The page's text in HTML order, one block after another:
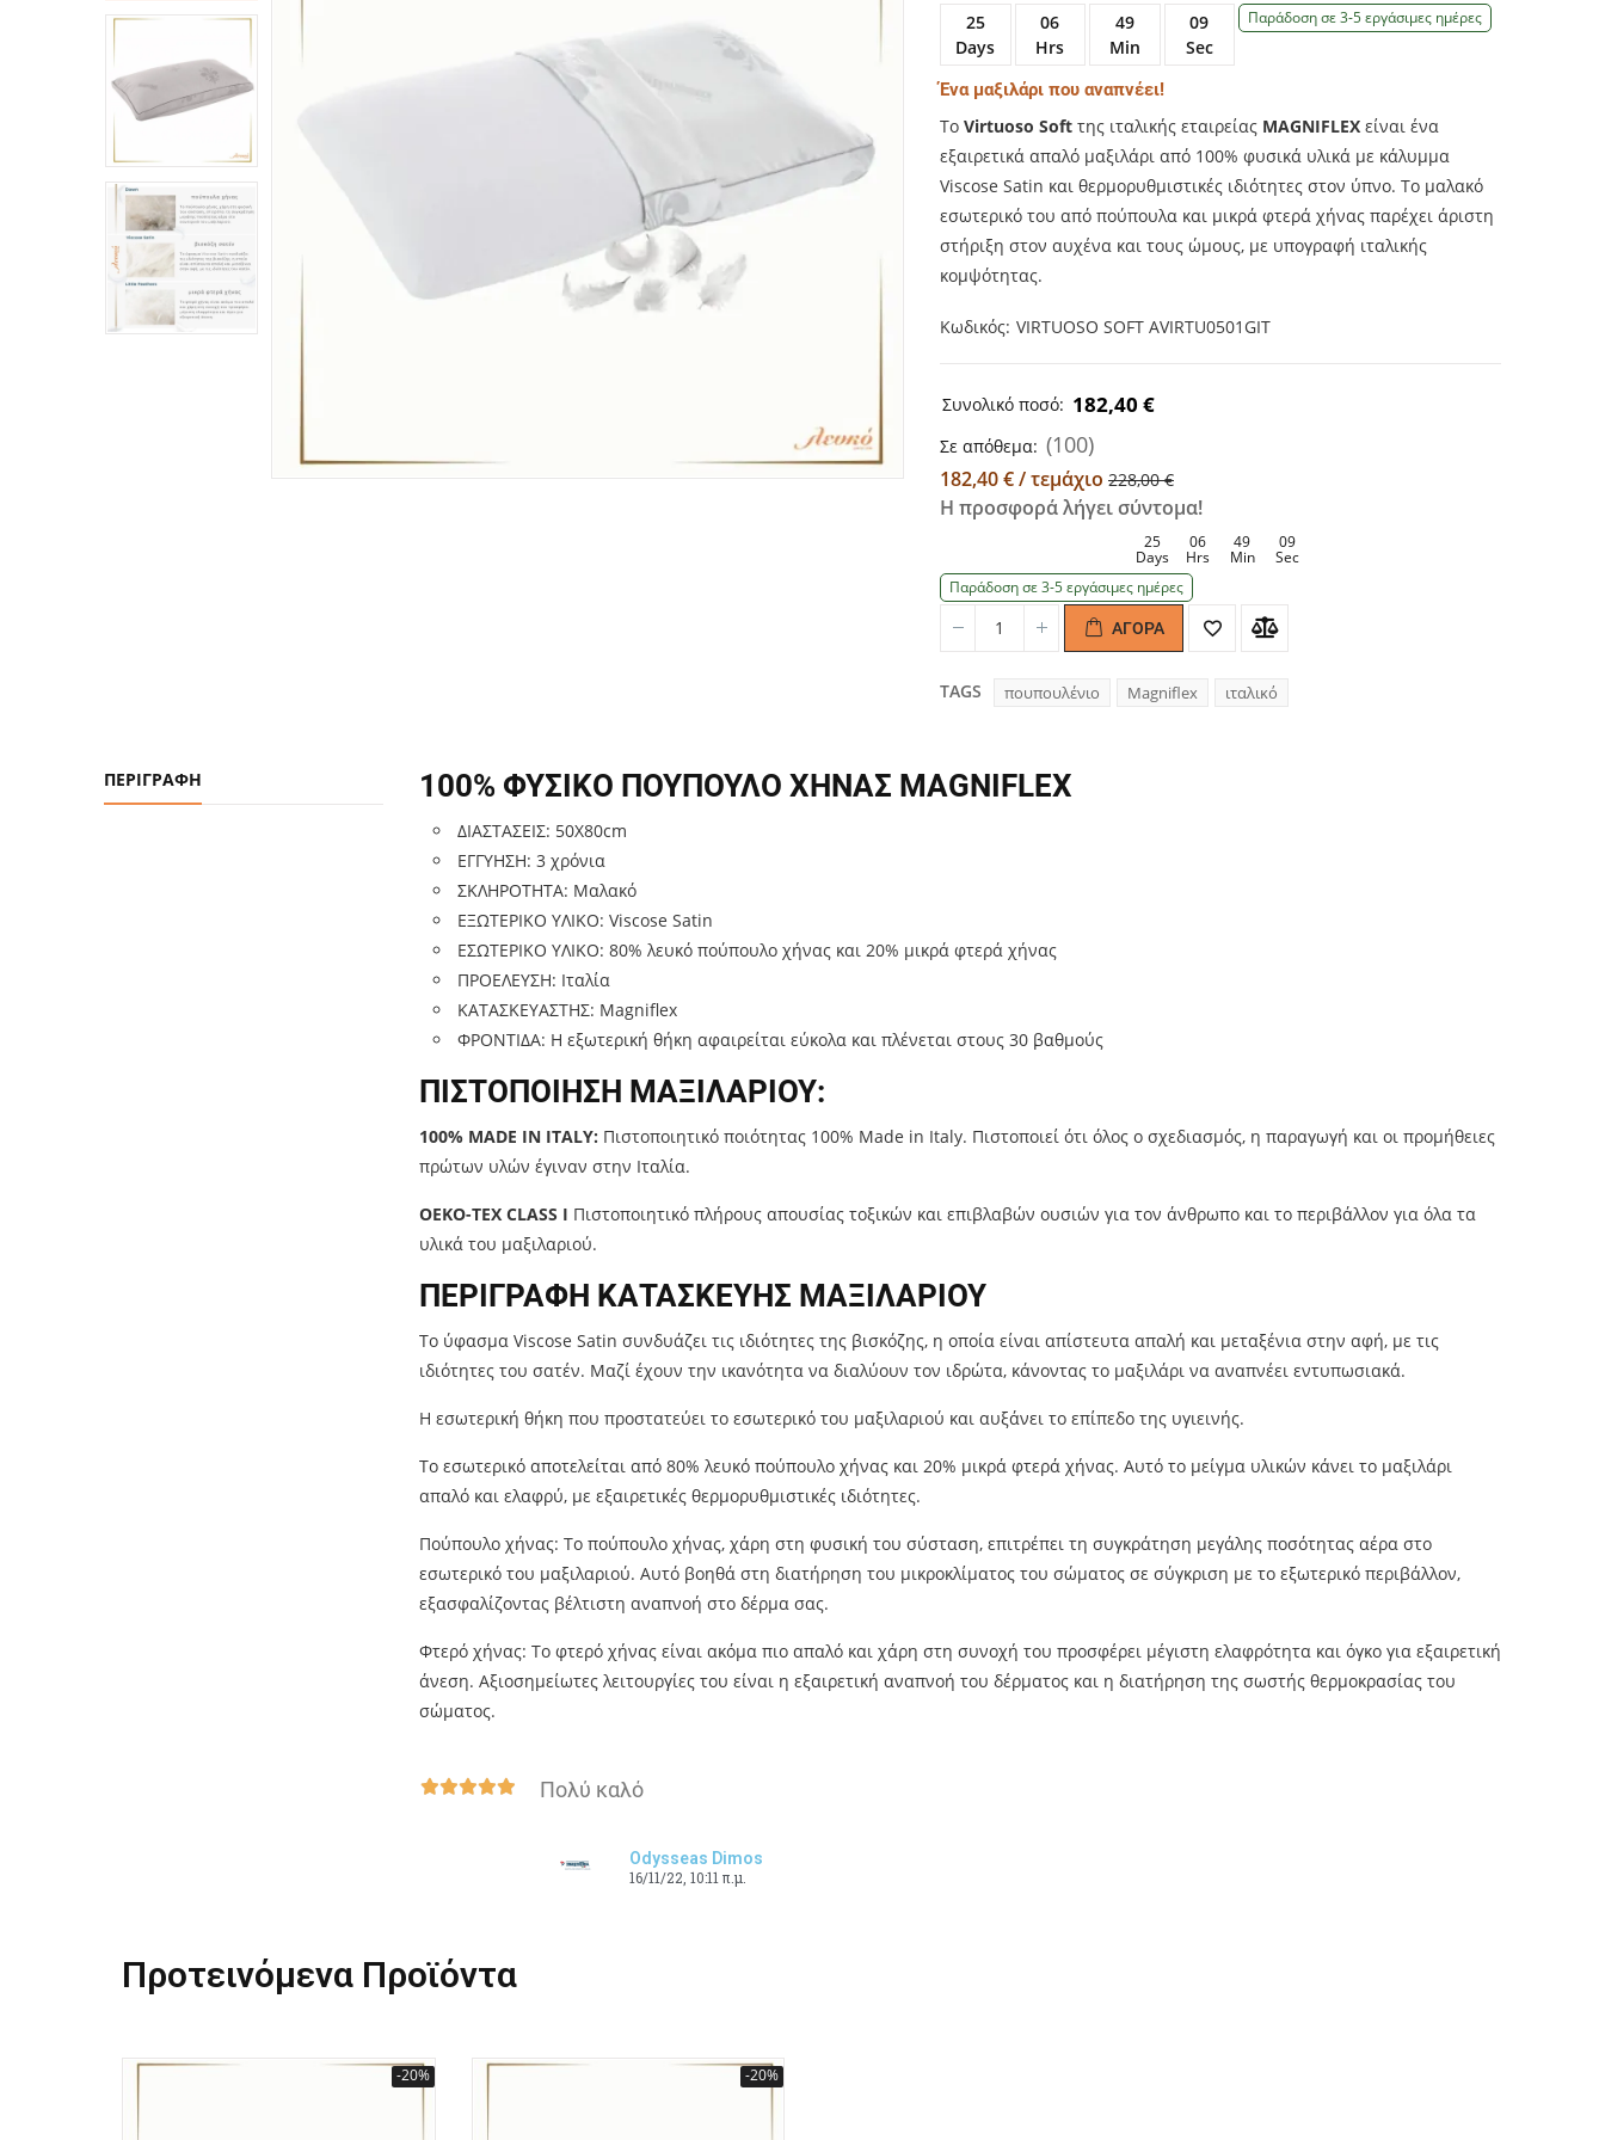
25
Days
06
Hrs
49
Min
08
Sec
Παράδοση σε 3-5 εργάσιμες ημέρες
Ένα μαξιλάρι που αναπνέει!
Το Virtuoso Soft της ιταλικής εταιρείας MAGNIFLEX είναι ένα
εξαιρετικά απαλό μαξιλάρι από 100% φυσικά υλικά με κάλυμμα
Viscose Satin και θερμορυθμιστικές ιδιότητες στον ύπνο. Το μαλακό
εσωτερικό του από πούπουλα και μικρά φτερά χήνας παρέχει άριστη
στήριξη στον αυχένα και τους ώμους, με υπογραφή ιταλικής
κομψότητας.
Κωδικός VIRTUOSO SOFT AVIRTU0501GIT
Συνολικό ποσό: 182,40 €
Σε απόθεμα: (100)
182,40 € / τεμάχιο 228,00 €
Η προσφορά λήγει σύντομα!
25
Days
06
Hrs
49
Min
08
Sec
Παράδοση σε 3-5 εργάσιμες ημέρες
Quantity
Quantity ΑΓΟΡΆ
TAGS πουπουλένιο Magniflex ιταλικό
ΠΕΡΙΓΡΑΦΉ 100% ΦΥΣΙΚΟ ΠΟΥΠΟΥΛΟ ΧΗΝΑΣ MAGNIFLEX
ΔΙΑΣΤΑΣΕΙΣ: 50Χ80cm
ΕΓΓΥΗΣΗ: 3 χρόνια
ΣΚΛΗΡΟΤΗΤΑ: Μαλακό
ΕΞΩΤΕΡΙΚΟ ΥΛΙΚΟ: Viscose Satin
ΕΣΩΤΕΡΙΚΟ ΥΛΙΚΟ: 80% λευκό πούπουλο χήνας και 20% μικρά φτερά χήνας
ΠΡΟΕΛΕΥΣΗ: Ιταλία
ΚΑΤΑΣΚΕΥΑΣΤΗΣ: Magniflex
ΦΡΟΝΤΙΔΑ: Η εξωτερική θήκη αφαιρείται εύκολα και πλένεται στους 30 βαθμούς
ΠΙΣΤΟΠΟΙΗΣΗ ΜΑΞΙΛΑΡΙΟΥ:
100% MADE IN ITALY: Πιστοποιητικό ποιότητας 100% Made in Italy. Πιστοποιεί ότι όλος ο σχεδιασμός, η παραγωγή και οι προμήθειες
πρώτων υλών έγιναν στην Ιταλία.
OEKO-TEX CLASS I Πιστοποιητικό πλήρους απουσίας τοξικών και επιβλαβών ουσιών για τον άνθρωπο και το περιβάλλον για όλα τα
υλικά του μαξιλαριού.
ΠΕΡΙΓΡΑΦΗ ΚΑΤΑΣΚΕΥΗΣ ΜΑΞΙΛΑΡΙΟΥ
Το ύφασμα Viscose Satin συνδυάζει τις ιδιότητες της βισκόζης, η οποία είναι απίστευτα απαλή και μεταξένια στην αφή, με τις
ιδιότητες του σατέν. Μαζί έχουν την ικανότητα να διαλύουν τον ιδρώτα, κάνοντας το μαξιλάρι να αναπνέει εντυπωσιακά.
Η εσωτερική θήκη που προστατεύει το εσωτερικό του μαξιλαριού και αυξάνει το επίπεδο της υγιεινής.
Το εσωτερικό αποτελείται από 80% λευκό πούπουλο χήνας και 20% μικρά φτερά χήνας. Αυτό το μείγμα υλικών κάνει το μαξιλάρι
απαλό και ελαφρύ, με εξαιρετικές θερμορυθμιστικές ιδιότητες.
Πούπουλο χήνας: Το πούπουλο χήνας, χάρη στη φυσική του σύσταση, επιτρέπει τη συγκράτηση μεγάλης ποσότητας αέρα στο
εσωτερικό του μαξιλαριού. Αυτό βοηθά στη διατήρηση του μικροκλίματος του σώματος σε σύγκριση με το εξωτερικό περιβάλλον,
εξασφαλίζοντας βέλτιστη αναπνοή στο δέρμα σας.
Φτερό χήνας: Το φτερό χήνας είναι ακόμα πιο απαλό και χάρη στη συνοχή του προσφέρει μέγιστη ελαφρότητα και όγκο για εξαιρετική
άνεση. Αξιοσημείωτες λειτουργίες του είναι η εξαιρετική αναπνοή του δέρματος και η διατήρηση της σωστής θερμοκρασίας του
σώματος.
 Πολύ καλό
Odysseas Dimos
16/11/22, 10:11 π.μ.
Προτεινόμενα Προϊόντα
-20% -20%